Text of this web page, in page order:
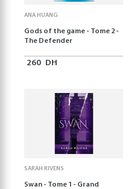
ANA HUANG
Gods of the game - Tome 2 -
The Defender
260 DH
SARAH RIVENS
Swan - Tome 1 - Grand